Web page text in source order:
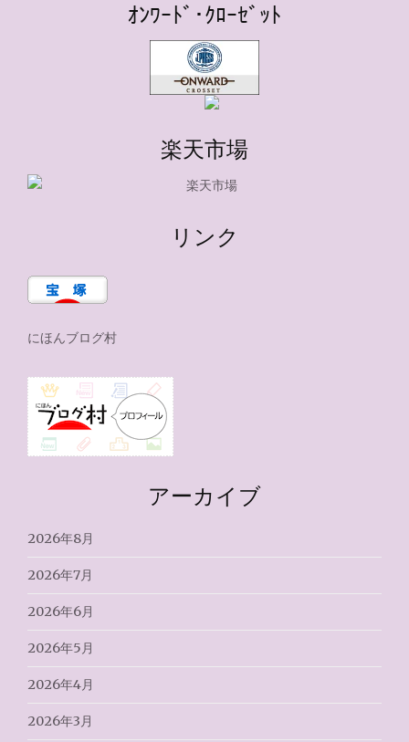
ｵﾝﾜｰﾄﾞ･ｸﾛｰｾﾞｯﾄ
楽天市場
リンク
にほんブログ村
アーカイブ
2026年8月
2026年7月
2026年6月
2026年5月
2026年4月
2026年3月